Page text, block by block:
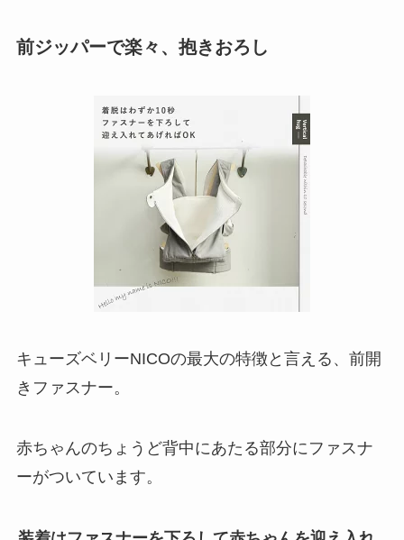
前ジッパーで楽々、抱きおろし
キューズベリーNICOの最大の特徴と言える、前開
きファスナー。
赤ちゃんのちょうど背中にあたる部分にファスナ
ーがついています。